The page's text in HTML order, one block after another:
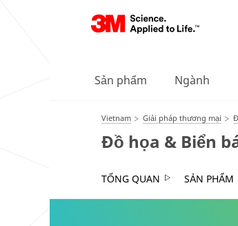
Sản phẩm Ngành
Vietnam Giải pháp thương mại
Đồ họa & Biển
TỔNG QUAN SẢN PHẨM